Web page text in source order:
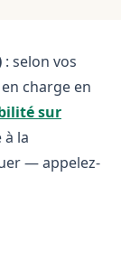
: selon vos
charge en
sur
à la
— appelez-